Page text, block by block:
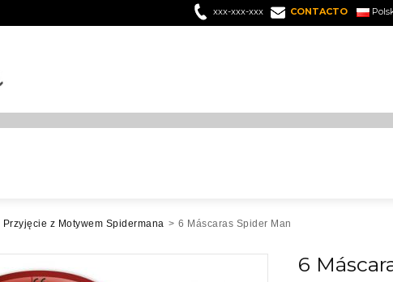
xxx-xxx-xxx CONTACTO
Przyjęcie z Motywem Spidermana > 6 Máscaras Spider Man
6